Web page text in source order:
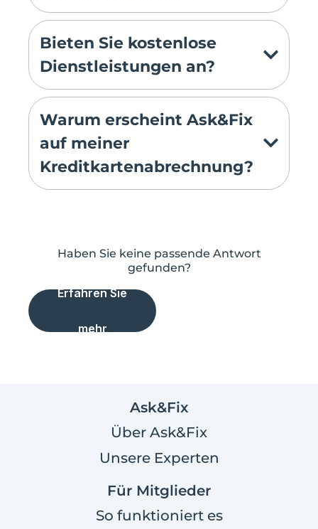
Bieten Sie kostenlose
Dienstleistungen an?
Warum erscheint Ask&Fix
auf meiner
Kreditkartenabrechnung?
Haben Sie keine passende Antwort
gefunden?
Erfahren Sie
mehr
Ask&Fix
Über Ask&Fix
Unsere Experten
Für Mitglieder
So funktioniert es